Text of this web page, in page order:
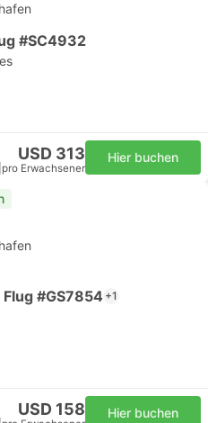
#SC4932
USD 313
pro Erwachsener
Hier buchen
#GS7854 +1
USD 158 Hier buchen